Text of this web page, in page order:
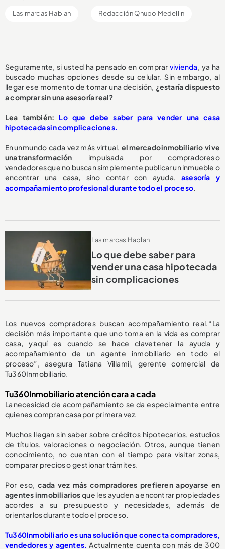
Las marcas Hablan Redacción Qhubo Medellin
Seguramente, si usted ha pensado en comprarvivienda , ya ha
buscado muchas opciones desde su celular. Sin embargo, al
llegar ese momento de tomar una decisión, ¿estaría dispuesto
a comprar sin una asesoría real?
Lea también: Lo que debe saber para vender una casa
hipotecada sin complicaciones.
En un mundo cada vez más virtual, el mercado inmobiliario vive
una transformación impulsada por compradores o
vendedores que no buscan simplemente publicar un inmueble o
encontrar una casa, sino contar con ayuda,asesoría y
acompañamiento profesional durante todo el proceso
Las marcas Hablan
Lo que debe saber para
vender una casa hipotecada
sin complicaciones
Los nuevos compradores buscan acompañamiento real. “La
decisión más importante que uno toma en la vida es comprar
casa, y aquí es cuando se hace clave tener la ayuda y
acompañamiento de un agente inmobiliario en todo el
proceso”, asegura Tatiana Villamil, gerente comercial de
Tu360Inmobiliario.
Tu360Inmobiliario atención cara a cada
La necesidad de acompañamiento se da especialmente entre
quienes compran casa por primera vez.
Muchos llegan sin saber sobre créditos hipotecarios, estudios
de títulos, valoraciones o negociación. Otros, aunque tienen
conocimiento, no cuentan con el tiempo para visitar zonas,
comparar precios o gestionar trámites.
Por eso, cada vez más compradores prefieren apoyarse en
agentes inmobiliariosque les ayuden a encontrar propiedades
acordes a su presupuesto y necesidades, además de
orientarlos durante todo el proceso.
Tu360Inmobiliario es una solución que conecta compradores,
vendedores y agentes.Actualmente cuenta con más de 300